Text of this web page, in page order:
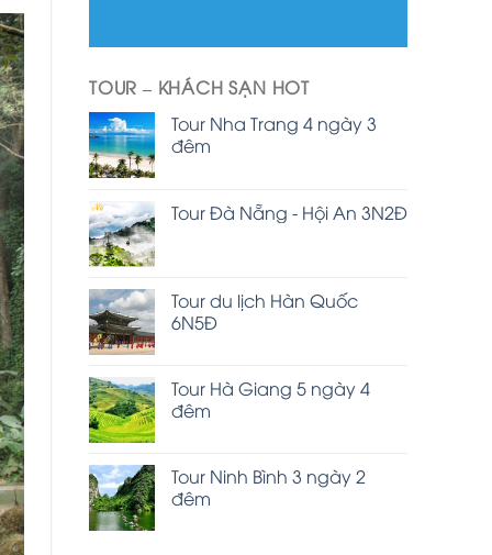
TOUR – KHÁCH SẠN HOT
Tour Nha Trang 4 ngày 3
đêm
Tour Đà Nẵng - Hội An 3N2Đ
Tour du lịch Hàn Quốc
6N5Đ
Tour Hà Giang 5 ngày 4
đêm
Tour Ninh Bình 3 ngày 2
đêm